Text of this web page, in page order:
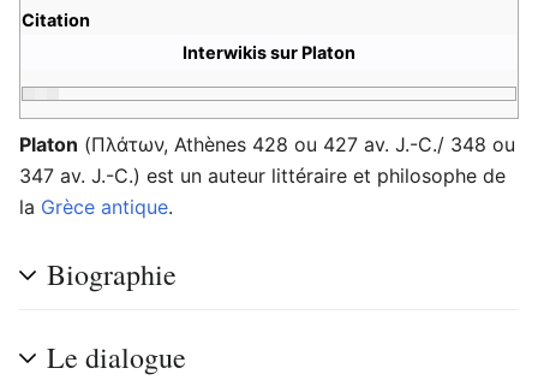
Citation
Interwikis sur Platon
Platon (Πλάτων, Athènes 428 ou 427 av. J.-C./ 348 ou
347 av. J.-C.) est un auteur littéraire et philosophe de
la Grèce antique.
Biographie
Le dialogue